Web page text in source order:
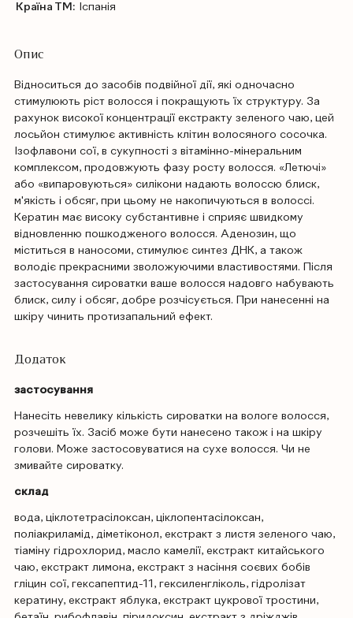
Країна ТМ: Іспанія
Опис
Відноситься до засобів подвійної дії, які одночасно
стимулюють ріст волосся і покращують їх структуру. За
рахунок високої концентрації екстракту зеленого чаю, цей
лосьйон стимулює активність клітин волосяного сосочка.
Ізофлавони сої, в сукупності з вітамінно-мінеральним
комплексом, продовжують фазу росту волосся. «Летючі»
або «випаровуються» силікони надають волоссю блиск,
м'якість і обсяг, при цьому не накопичуються в волоссі.
Кератин має високу субстантивне і сприяє швидкому
відновленню пошкодженого волосся. Аденозин, що
міститься в наносоми, стимулює синтез ДНК, а також
володіє прекрасними зволожуючими властивостями. Після
застосування сироватки ваше волосся надовго набувають
блиск, силу і обсяг, добре розчісується. При нанесенні на
шкіру чинить протизапальний ефект.
Додаток
застосування
Нанесіть невелику кількість сироватки на вологе волосся,
розчешіть їх. Засіб може бути нанесено також і на шкіру
голови. Може застосовуватися на сухе волосся. Чи не
змивайте сироватку.
склад
вода, ціклотетрасілоксан, ціклопентасілоксан,
поліакриламід, діметіконол, екстракт з листя зеленого чаю,
тіаміну гідрохлорид, масло камелії, екстракт китайського
чаю, екстракт лимона, екстракт з насіння соєвих бобів
гліцин сої, гексапептид-11, гексиленгліколь, гідролізат
кератину, екстракт яблука, екстракт цукрової тростини,